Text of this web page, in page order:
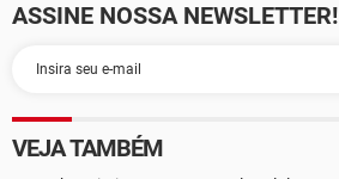
ASSINE NOSSA NEWSLETTER!
VEJA TAMBÉM